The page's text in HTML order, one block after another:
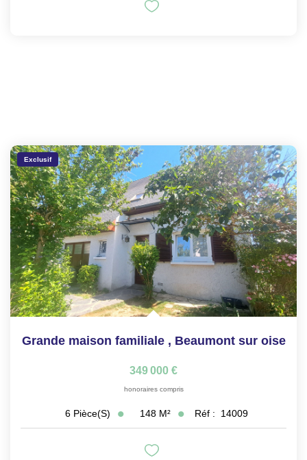
Exclusif
Grande maison familiale , Beaumont sur oise
349 000 €
honoraires compris
6 Pièce(s) 148 M² Réf : 14009